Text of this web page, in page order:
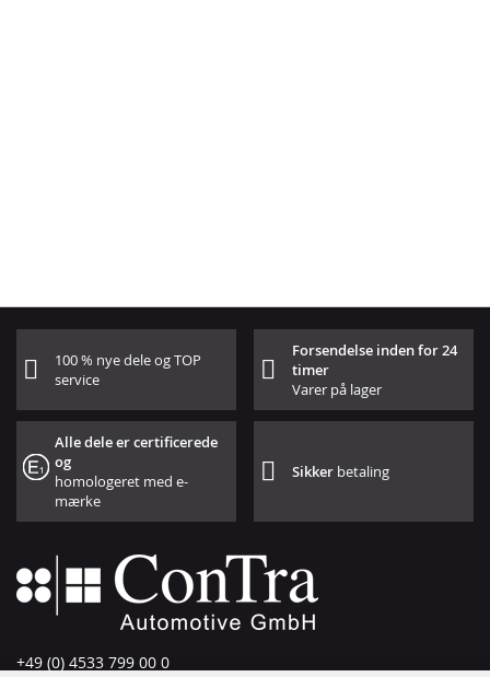
100 % nye dele og TOP
service
Forsendelse inden for 24
timer
Varer på lager
Alle dele er certificerede
og
homologeret med e-
mærke
Sikker betaling
+49 (0) 4533 799 00 0